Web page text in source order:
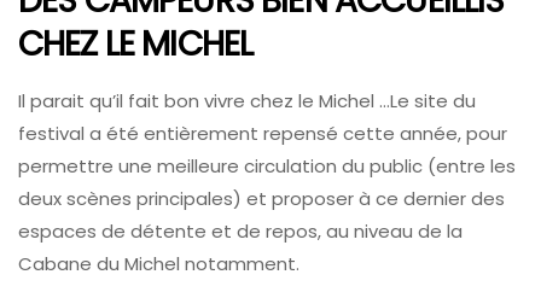
CHEZ LE MICHEL
Il parait qu’il fait bon vivre chez le Michel …Le site du
festival a été entièrement repensé cette année, pour
permettre une meilleure circulation du public (entre les
deux scènes principales) et proposer à ce dernier des
espaces de détente et de repos, au niveau de la
Cabane du Michel notamment.